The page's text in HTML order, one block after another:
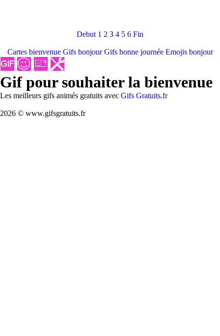
Debut 1 2 3 4 5 6 Fin
Cartes bienvenue Gifs bonjour Gifs bonne journée Emojis bonjour
Gif pour souhaiter la bienvenue
Les meilleurs gifs animés gratuits avec Gifs Gratuits.fr
2026 © www.gifsgratuits.fr